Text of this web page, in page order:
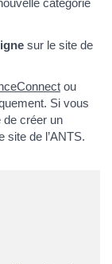
catégorie
sur le site de
ou
Si vous
de créer un
site de l’ANTS.